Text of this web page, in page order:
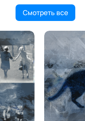
Смотреть все